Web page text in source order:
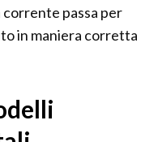
corrente passa per
in maniera corretta